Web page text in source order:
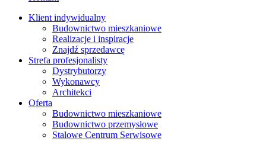
Klient indywidualny
Budownictwo mieszkaniowe
Realizacje i inspiracje
Znajdź sprzedawcę
Strefa profesjonalisty
Dystrybutorzy
Wykonawcy
Architekci
Oferta
Budownictwo mieszkaniowe
Budownictwo przemysłowe
Stalowe Centrum Serwisowe